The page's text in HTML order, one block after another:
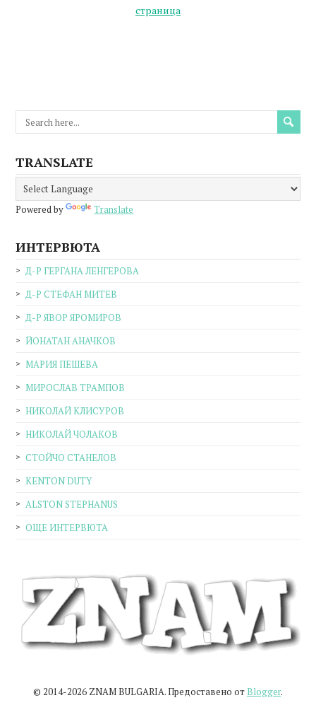
страница
TRANSLATE
Powered by Translate
ИНТЕРВЮТА
Д-Р ГЕРГАНА ЛЕНГЕРОВА
Д-Р СТЕФАН МИТЕВ
Д-Р ЯВОР ЯРОМИРОВ
ЙОНАТАН АНАЧКОВ
МАРИЯ ПЕШЕВА
МИРОСЛАВ ТРАМПОВ
НИКОЛАЙ КЛИСУРОВ
НИКОЛАЙ ЧОЛАКОВ
СТОЙЧО СТАНЕЛОВ
KENTON DUTY
ALSTON STEPHANUS
ОЩЕ ИНТЕРВЮТА
© 2014-2026 ZNAM BULGARIA. Предоставено от Blogger.